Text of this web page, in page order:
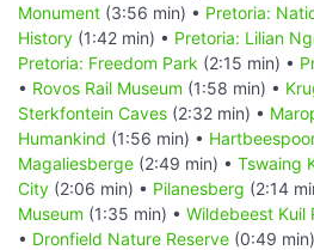
Monument (3:56 min) • Pretoria:
History (1:42 min) • Pretoria: Lilian
Pretoria: Freedom Park (2:15 min) •
• Rovos Rail Museum (1:58 min) •
Sterkfontein Caves (2:32 min) •
Humankind (1:56 min) •
Magaliesberge (2:49 min) • Tswaing
City (2:06 min) • Pilanesberg (2:14
Museum (1:35 min) • Wildebeest Kuil
• Dronfield Nature Reserve (0:49